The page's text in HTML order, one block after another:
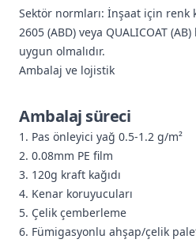
Sektör normları: İnşaat için renk
2605 (ABD) veya QUALICOAT
uygun olmalıdır.
Ambalaj ve lojistik
Ambalaj süreci
Pas önleyici yağ 0.5-1.2 g/m²
0.08mm PE film
120g kraft kağıdı
Kenar koruyucuları
Çelik çemberleme
Fümigasyonlu ahşap/çelik